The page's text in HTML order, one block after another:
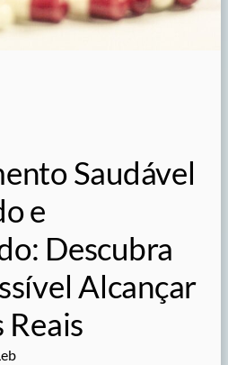
Saudável
e
Descubra
Alcançar
Reais